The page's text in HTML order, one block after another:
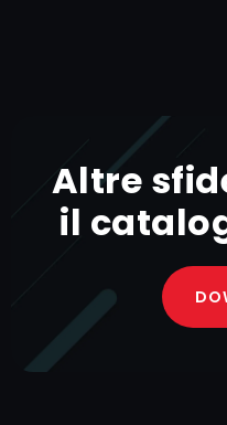
Altre
il